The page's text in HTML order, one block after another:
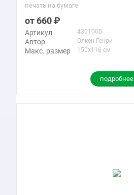
печать на бумаге
660
Артикул 430100D
Автор Олкен Генри
Макс. размер 150x116 см
подробнее